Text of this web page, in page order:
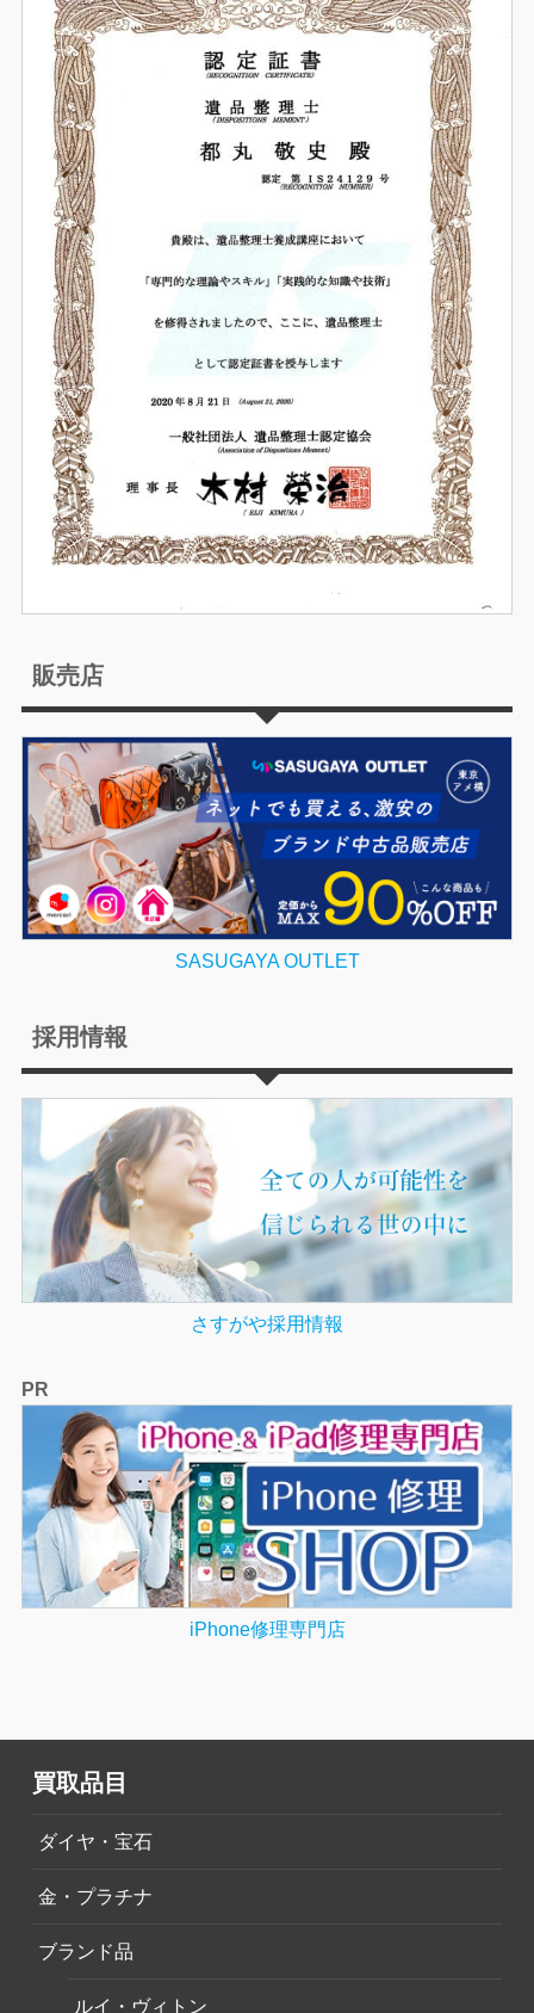
販売店
SASUGAYA OUTLET
採用情報
さすがや採用情報
PR
iPhone修理専門店
買取品目
ダイヤ・宝石
金・プラチナ
ブランド品
ルイ・ヴィトン